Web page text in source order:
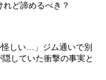
ど諦めるべき？
怪しい…」ジム通いで別
していた衝撃の事実と